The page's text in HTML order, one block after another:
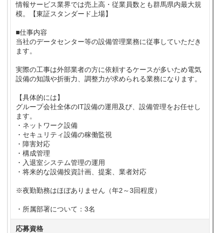
情報サービス業界では売上高・従業員数とも群馬県内最大規
模。【東証スタンダード上場】
■仕事内容
当社のデータセンター等の設備管理業務に従事していただき
ます。
実際の工事は外部業者の方に依頼するケースが多いため電気
設備の知識や折衝力、調整力が求められる業務になります。
【具体的には】
グループ会社全体のIT設備の運用及び、設備管理をお任せし
ます。
・ネットワーク設備
・セキュリティ設備の稼働監視
・障害対応
・構成管理
・入退室システム管理の運用
・将来的な設備投資計画、提案、業者対応
※夜勤勤務はほぼありません（年2～3回程度）
・所属部署について：3名
応募資格